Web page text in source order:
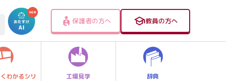
保護者の方へ 教員の方へ
わかるシリ
工場見学 辞典